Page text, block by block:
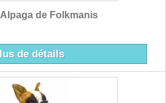
de Folkmanis
de détails